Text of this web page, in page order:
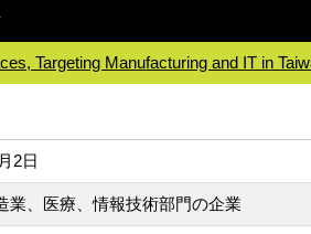
Targeting Manufacturing and IT in
2日
業、医療、情報技術部門の企業